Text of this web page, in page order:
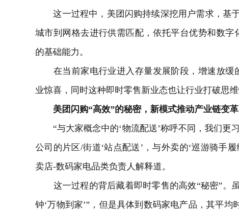
这一过程中，美团闪购持续深挖用户需求，基
城市到网格去进行供需匹配，依托平台优势和数
的基础能力。
在当前家电行业进入存量发展阶段，增速放缓
业惊喜，同时这种即时零售新业态也让行业打破思
美团闪购“高效”的秘密，新模式推动产业链变革
“与大家概念中的‘物流配送’称呼不同，我们更习
公司的片区/街道‘站点配送’，与外卖的‘巡游骑手
卖店-数码家电品类负责人解释道。
这一过程的背后藏着即时零售的高效“秘密”。
钟‘万物到家’”，但是具体到数码家电产品，其平